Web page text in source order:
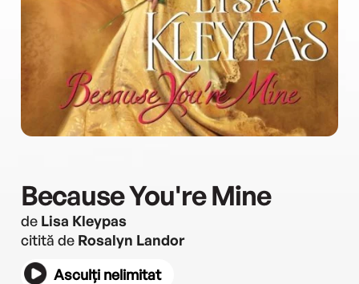
Because You're Mine
de Lisa Kleypas
citită de Rosalyn Landor
Asculți nelimitat